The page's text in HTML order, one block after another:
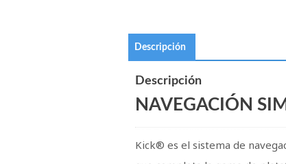
Descripción
Descripción
NAVEGACIÓN
Kick® es el sistema de